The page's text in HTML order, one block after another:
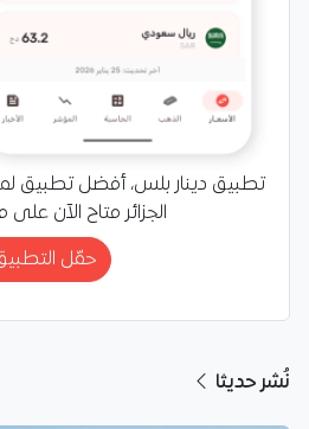
تطبيق دينار بلس، أفضل تطبيق
الجزائر متاح الآن
حمّل
نُشر حديثا